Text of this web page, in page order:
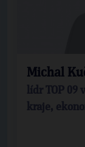
Michal
lídr TOP
kraje,